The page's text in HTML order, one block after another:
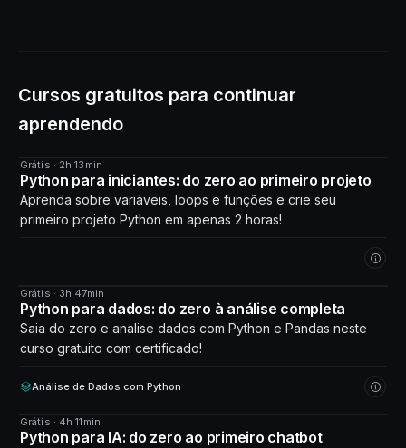
Cursos gratuitos para continuar
aprendendo
CURSO
Grátis · 2h 13min
Python para iniciantes: do zero ao primeiro projeto
Aprenda sobre variáveis, loops e funções e crie seu
primeiro projeto Python em apenas 2 horas!
CURSO
Grátis · 3h 47min
Python para dados: do zero à análise completa
Saia do zero e analise dados com Python e Pandas neste
curso gratuito com certificado!
Análise de Dados com Python
CURSO
Grátis · 4h 11min
Python para IA: do zero ao primeiro chatbot